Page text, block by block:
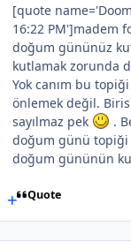
[quote
16:22 PM']madem
doğum gününüz
kutlamak zorunda
Yok canım bu
önlemek değil.
sayılmaz pek
.
doğum günü topiği
doğum gününün
Quote